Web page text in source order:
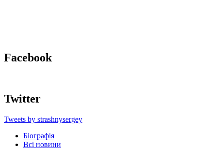
Facebook
Twitter
Tweets by strashnysergey
Біографія
Всі новини